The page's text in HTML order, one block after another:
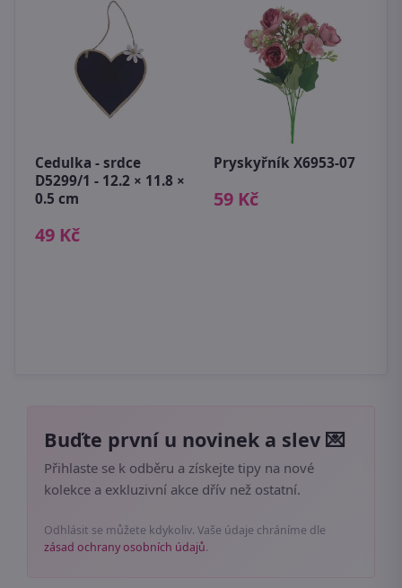
Cedulka - srdce
D5299/1 - 12.2 × 11.8 ×
0.5 cm
49 Kč
Pryskyřník X6953-07
59 Kč
Buďte první u novinek a slev 💌
Přihlaste se k odběru a získejte tipy na nové
kolekce a exkluzivní akce dřív než ostatní.
Odhlásit se můžete kdykoliv. Vaše údaje chráníme dle
zásad ochrany osobních údajů.